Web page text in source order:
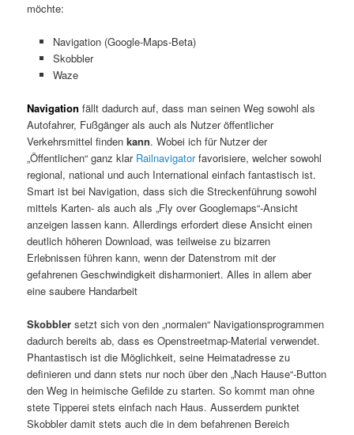
möchte:
Navigation (Google-Maps-Beta)
Skobbler
Waze
Navigation fällt dadurch auf, dass man seinen Weg sowohl als
Autofahrer, Fußgänger als auch als Nutzer öffentlicher
Verkehrsmittel findenkann. Wobei ich für Nutzer der
„Öffentlichen“ ganz klar Railnavigatorfavorisiere, welcher sowohl
regional, national und auch International einfach fantastisch ist.
Smart ist bei Navigation, dass sich die Streckenführung sowohl
mittels Karten- als auch als „Fly over Googlemaps“-Ansicht
anzeigen lassen kann. Allerdings erfordert diese Ansicht einen
deutlich höheren Download, was teilweise zu bizarren
Erlebnissen führen kann, wenn der Datenstrom mit der
gefahrenen Geschwindigkeit disharmoniert. Alles in allem aber
eine saubere Handarbeit
Skobbler setzt sich von den „normalen“ Navigationsprogrammen
dadurch bereits ab, dass es Openstreetmap-Material verwendet.
Phantastisch ist die Möglichkeit, seine Heimatadresse zu
definieren und dann stets nur noch über den „Nach Hause“-Button
den Weg in heimische Gefilde zu starten. So kommt man ohne
stete Tipperei stets einfach nach Haus. Ausserdem punktet
Skobbler damit stets auch die in dem befahrenen Bereich